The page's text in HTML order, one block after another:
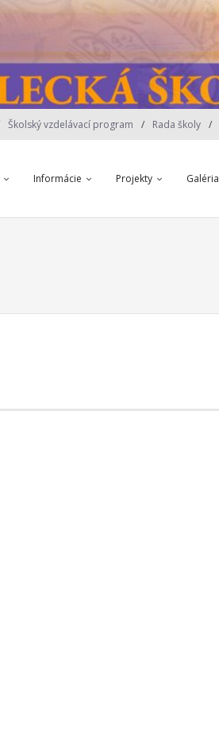
Školský vzdelávací program Rada školy
Informácie Projekty Galéria